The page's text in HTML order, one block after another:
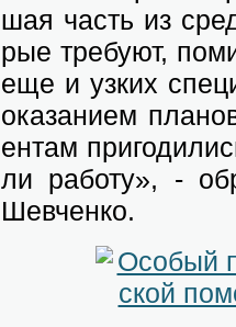
шая часть из
рые тре­бу­ют,
еще и уз­ких
ока­за­ни­ем
ен­там
ли ра­бо­ту», -
Шев­чен­ко.